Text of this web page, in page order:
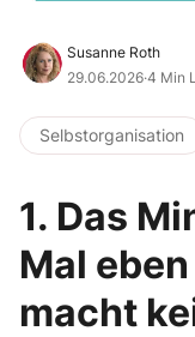
Susanne Roth
29.06.2026·4 Min
Selbstorganisation
1. Das
Mal
macht